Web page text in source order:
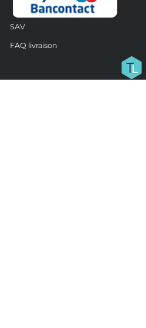
SAV
FAQ livraison